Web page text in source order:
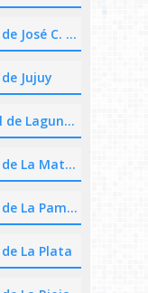
Universidad Nacional de José C. Paz
Jujuy
Universidad Provincial de Laguna Blanca
Universidad Nacional de La Matanza
Universidad Nacional de La Pampa
La Plata